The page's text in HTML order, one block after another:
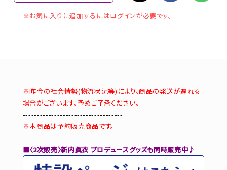
※お気に入りに追加するにはログインが必要です。
※昨今の社会情勢(物流状況等)により、商品の発送が遅れる
場合がございます。予めご了承ください。
-----------------------------------
※本商品は予約販売商品です。
■〈2次販売〉新内眞衣 プロデュースグッズも同時販売中♪